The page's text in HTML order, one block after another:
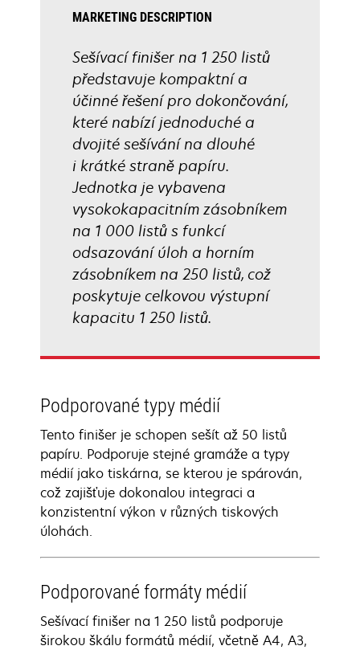
MARKETING DESCRIPTION
Sešívací finišer na 1 250 listů
představuje kompaktní a
účinné řešení pro dokončování,
které nabízí jednoduché a
dvojité sešívání na dlouhé
i krátké straně papíru.
Jednotka je vybavena
vysokokapacitním zásobníkem
na 1 000 listů s funkcí
odsazování úloh a horním
zásobníkem na 250 listů, což
poskytuje celkovou výstupní
kapacitu 1 250 listů.
Podporované typy médií
Tento finišer je schopen sešít až 50 listů
papíru. Podporuje stejné gramáže a typy
médií jako tiskárna, se kterou je spárován,
což zajišťuje dokonalou integraci a
konzistentní výkon v různých tiskových
úlohách.
Podporované formáty médií
Sešívací finišer na 1 250 listů podporuje
širokou škálu formátů médií, včetně A4, A3,